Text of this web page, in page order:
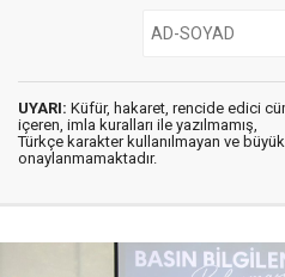
UYARI: Küfür, hakaret, rencide edici
içeren, imla kuralları ile yazılmamış,
Türkçe karakter kullanılmayan ve
onaylanmamaktadır.